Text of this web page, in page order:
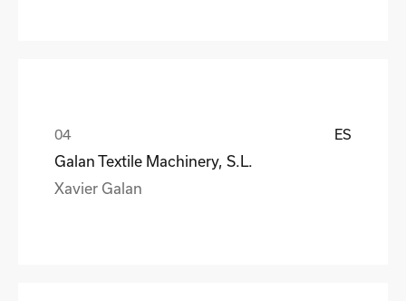
ES
Galan Textile Machinery, S.L.
Xavier Galan